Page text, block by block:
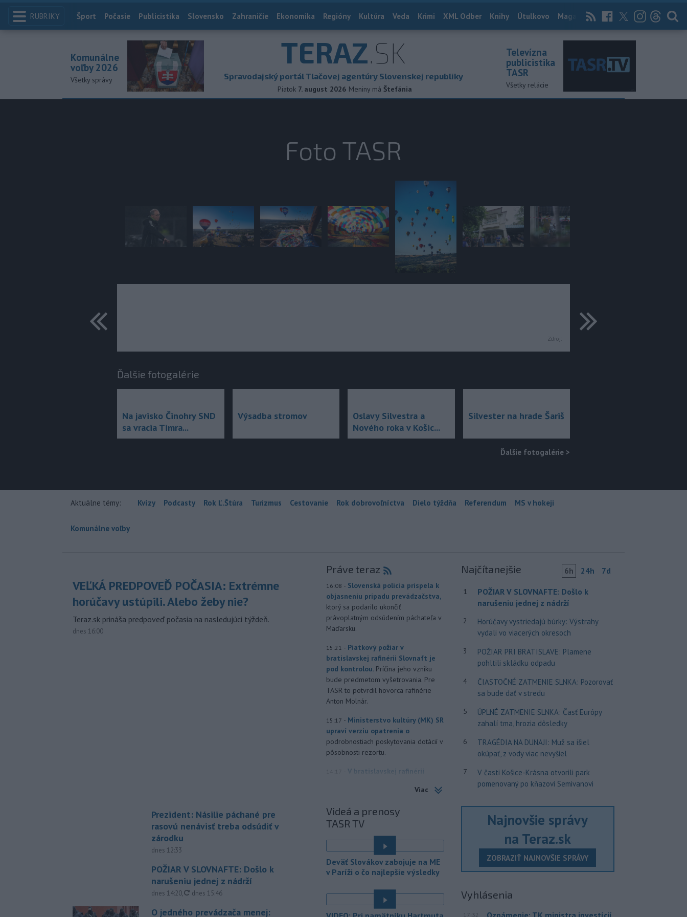
RUBRIKY Index
Šport Počasie Publicistika Slovensko Zahraničie Ekonomika Regióny Kultúra Veda Krimi XML Odber Knihy Útulkovo Magazín News Now Archív
TERAZ.SK
Spravodajský portál Tlačovej agentúry Slovenskej republiky
Piatok 7. august 2026 Meniny má Štefánia
Komunálne
voľby 2026
Všetky správy
Televízna
publicistika
TASR
Všetky relácie
Foto TASR
Zdroj:
predchádzajúce ďalšie
Ďalšie fotogalérie
Na javisko Činohry SND
sa vracia Timra...
Výsadba stromov
Oslavy Silvestra a
Nového roka v Košic...
Silvester na hrade Šariš
Ďalšie fotogalérie >
Aktuálne témy: Kvízy Podcasty Rok Ľ.Štúra Turizmus Cestovanie Rok dobrovoľníctva Dielo týždňa Referendum MS v hokeji
Komunálne voľby
VEĽKÁ PREDPOVEĎ POČASIA: Extrémne
horúčavy ustúpili. Alebo žeby nie?
Teraz.sk prináša predpoveď počasia na nasledujúci týždeň.
dnes 16:00
Prezident: Násilie páchané pre
rasovú nenávisť treba odsúdiť v
zárodku
dnes 12:33
POŽIAR V SLOVNAFTE: Došlo k
narušeniu jednej z nádrží
dnes 14:20, aktualizované
dnes 15:46
O jedného prevádzača menej:
Práve teraz
16:08 - Slovenská polícia prispela k
objasneniu prípadu prevádzačstva,
ktorý sa podarilo ukončiť
právoplatným odsúdením páchateľa v
Maďarsku.
15:21 - Piatkový požiar v
bratislavskej rafinérii Slovnaft je
pod kontrolou. Príčina jeho vzniku
bude predmetom vyšetrovania. Pre
TASR to potvrdil hovorca rafinérie
Anton Molnár.
15:17 - Ministerstvo kultúry (MK) SR
upraví verziu opatrenia o
podrobnostiach poskytovania dotácií v
pôsobnosti rezortu.
V bratislavskej rafinérii
TASR o tom informovala
nebezpečenstvo.
na festivale môže byť vyššia
úroveň hluku. Je preto dobré držať sa
ďalej od reproduktorov, používať
chrániče sluchu či dodržiavať
12:49 - Podporu kandidatúre
Viac
Videá a prenosy
TASR TV
Deväť Slovákov zabojuje na ME
v Paríži o čo najlepšie výsledky
Najčítanejšie 6h 24h 7d
1
POŽIAR V SLOVNAFTE: Došlo k
narušeniu jednej z nádrží
2
Horúčavy vystriedajú búrky: Výstrahy
vydali vo viacerých okresoch
3
POŽIAR PRI BRATISLAVE: Plamene
pohltili skládku odpadu
4
ČIASTOČNÉ ZATMENIE SLNKA: Pozorovať
sa bude dať v stredu
5
ÚPLNÉ ZATMENIE SLNKA: Časť Európy
zahalí tma, hrozia dôsledky
6
TRAGÉDIA NA DUNAJI: Muž sa išiel
okúpať, z vody viac nevyšiel
7
V časti Košice-Krásna otvorili park
pomenovaný po kňazovi Semivanovi
Najnovšie správy
na Teraz.sk
ZOBRAZIŤ NAJNOVŠIE SPRÁVY
Vyhlásenia
17:32
Oznámenie: TK ministra investícií